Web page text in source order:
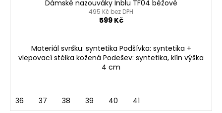
Dámské nazouváky Inblu TF04 béžové
495 Kč bez DPH
599 Kč
Materiál svršku: syntetika Podšívka: syntetika +
vlepovací stélka kožená Podešev: syntetika, klín výška
4 cm
36 37 38 39 40 41